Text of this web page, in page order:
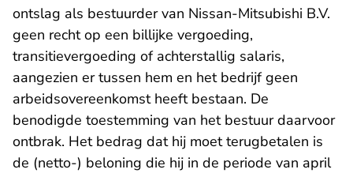
ontslag als bestuurder van Nissan-Mitsubishi B.V.
geen recht op een billijke vergoeding,
transitievergoeding of achterstallig salaris,
aangezien er tussen hem en het bedrijf geen
arbeidsovereenkomst heeft bestaan. De
benodigde toestemming van het bestuur daarvoor
ontbrak. Het bedrag dat hij moet terugbetalen is
de (netto-) beloning die hij in de periode van april